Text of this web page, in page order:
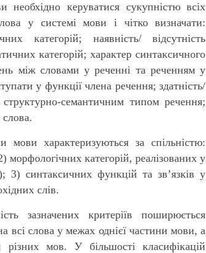
керуватися сукупністю всіх
у системі мови і чітко визначати:
категорій; наявність/ відсутність
категорій; характер синтаксичного
між словами у реченні та реченням у
у функції члена речення; здатність/
семантичним типом речення;
мови характеризуються за спільністю:
морфологічних категорій, реалізованих у
3) синтаксичних функцій та зв’язків у
слів.
зазначених критеріїв поширюється
всі слова у межах однієї частини мови, а
мов. У більшості класифікацій